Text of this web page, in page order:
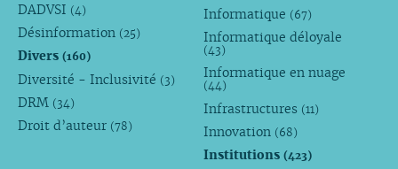
DADVSI (4)
Désinformation (25)
Divers (160)
Diversité - Inclusivité (3)
DRM (34)
Droit d’auteur (78)
Informatique (67)
Informatique déloyale
(43)
Informatique en nuage
(44)
Infrastructures (11)
Innovation (68)
Institutions(423)